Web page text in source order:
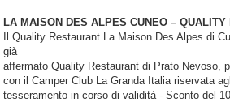
LA MAISON DES ALPES CUNEO – QUALITY
Il Quality Restaurant La Maison Des Alpes di
già
affermato Quality Restaurant di Prato Nevoso,
con il Camper Club La Granda Italia riservata
tesseramento in corso di validità - Sconto del